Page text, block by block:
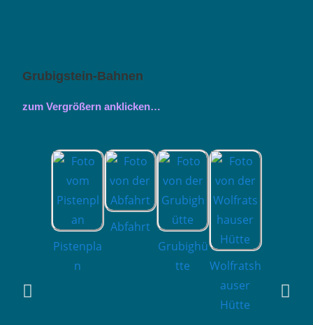
Grubigstein-Bahnen
zum Vergrößern anklicken…
Pistenpla
n
Abfahrt
Grubighü
tte
Wolfratsh
auser
Hütte